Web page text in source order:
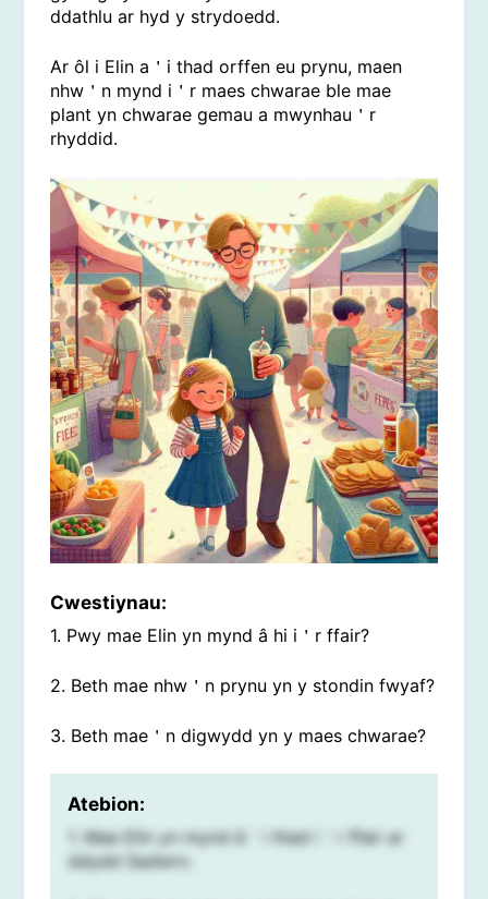
ddathlu ar hyd y strydoedd.
Ar ôl i Elin a＇i thad orffen eu prynu, maen
nhw＇n mynd i＇r maes chwarae ble mae
plant yn chwarae gemau a mwynhau＇r
rhyddid.
Cwestiynau:
1. Pwy mae Elin yn mynd â hi i＇r ffair?
2. Beth mae nhw＇n prynu yn y stondin fwyaf?
3. Beth mae＇n digwydd yn y maes chwarae?
Atebion:
1. Mae Elin yn mynd â＇i thad i＇r ffair ar
ddydd Sadwrn.